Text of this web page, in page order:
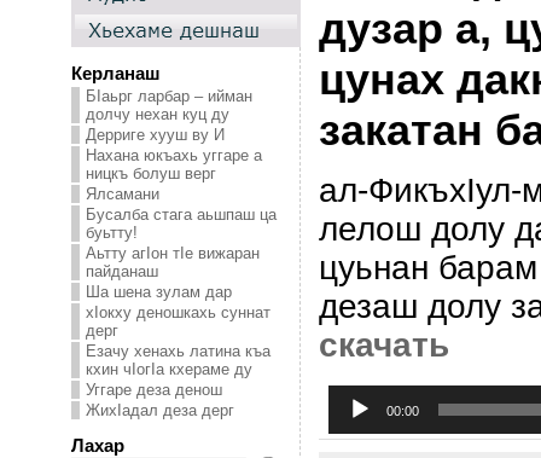
Керланаш
БIаьрг ларбар – ийман
долчу нехан куц ду
Дерриге хууш ву И
Нахана юкъахь уггаре а
ницкъ болуш верг
Ялсамани
Бусалба стага аьшпаш ца
буьтту!
Аьтту агIон тIе вижаран
пайданаш
Ша шена зулам дар
хIокху деношкахь суннат
дерг
Езачу хенахь латина къа
кхин чIогIа кхераме ду
Уггаре деза денош
ЖихIадал деза дерг
Лахар
дузар а,
цунах
закатан
ал-ФикъхIул-
лелош долу
цуьнан
дезаш долу
скачать
00:00